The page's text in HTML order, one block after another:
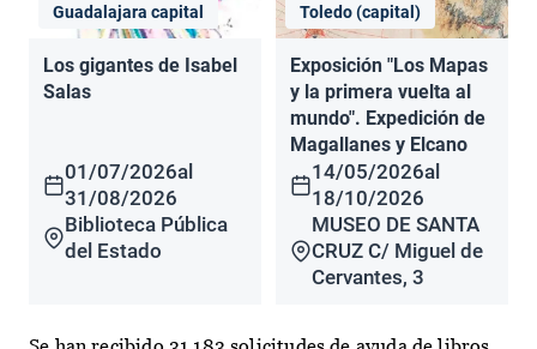
Guadalajara capital
Los gigantes de Isabel
Salas
01/07/2026al
31/08/2026
Biblioteca Pública
del Estado
Toledo (capital)
Exposición "Los Mapas
y la primera vuelta al
mundo". Expedición de
Magallanes y Elcano
14/05/2026al
18/10/2026
MUSEO DE SANTA
CRUZ C/ Miguel de
Cervantes, 3